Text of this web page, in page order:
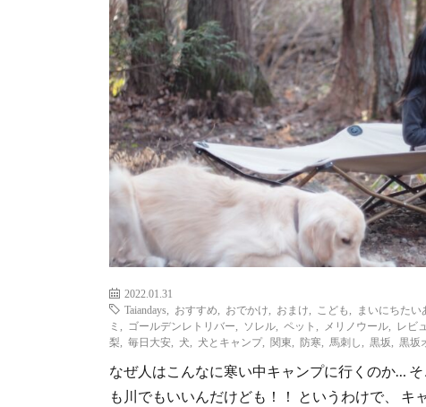
2022.01.31
Taiandays
おすすめ おでかけ おまけ こども まいにちたい
ミ
ゴールデンレトリバー ソレル ペット メリノウール レビ
梨
毎日大安 犬 犬とキャンプ, 関東 防寒 馬刺し 黒坂 黒坂
なぜ人はこんなに寒い中キャンプに行くのか…
も川でもいいんだけども！！ というわけで、